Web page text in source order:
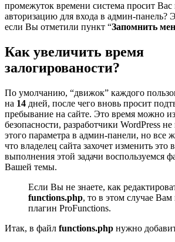
промежуток времени система просит Вас
авторизацию для входа в админ-панель?
если Вы отметили пункт “Запомнить
Как увеличить время
залогированости?
По умолчанию, “движок” каждого
на 14 дней, после чего вновь просит
пребывание на сайте. Это время можно
безопасности, разработчики WordPress
этого параметра в админ-панели, но все
что владелец сайта захочет изменить это
выполнения этой задачи воспользуемся
Вашей темы.
Если Вы не знаете, как
functions.php, то в этом случае
плагин ProFunctions.
Итак, в файл functions.php нужно